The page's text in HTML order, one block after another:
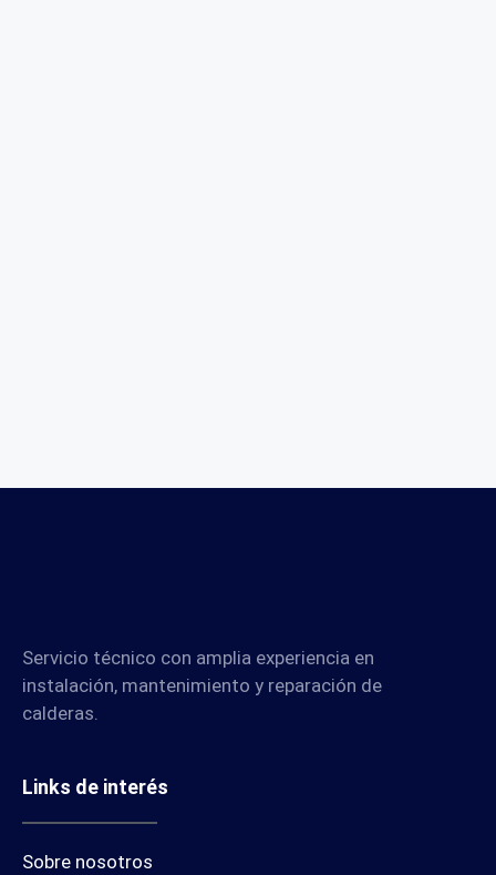
Servicio técnico con amplia experiencia en
instalación, mantenimiento y reparación de
calderas.
Links de interés
Sobre nosotros